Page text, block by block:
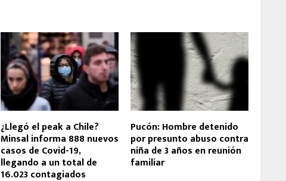
¿Llegó el peak a Chile?
Minsal informa 888 nuevos
casos de Covid-19,
llegando a un total de
16.023 contagiados
Pucón: Hombre detenido
por presunto abuso contra
niña de 3 años en reunión
familiar